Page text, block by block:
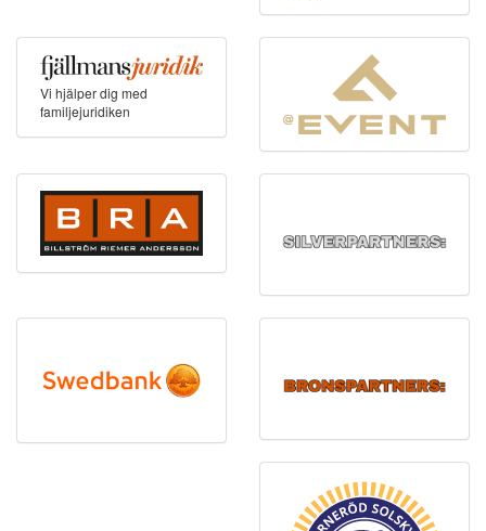
Vi hjälper dig med
familjejuridiken